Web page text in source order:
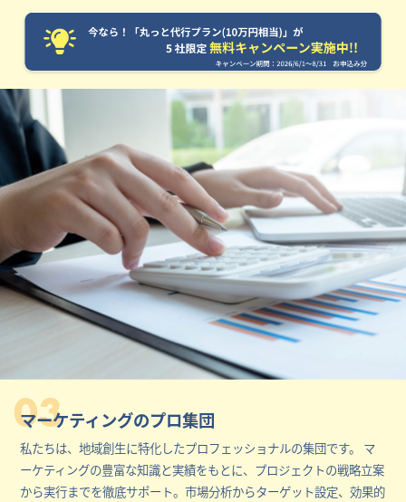
03
マーケティングのプロ集団
私たちは、地域創生に特化したプロフェッショナルの集団です。 マ
ーケティングの豊富な知識と実績をもとに、プロジェクトの戦略立案
から実行までを徹底サポート。市場分析からターゲット設定、効果的